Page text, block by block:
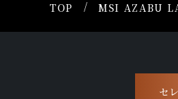
TOP MSI AZABU
セ